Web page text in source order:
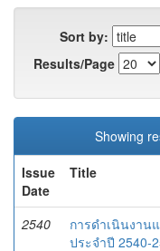
Sort by:
Results/Page
Showing
Issue
Date
Title
2540
การดำเนินงาน
ประจำปี 2540-